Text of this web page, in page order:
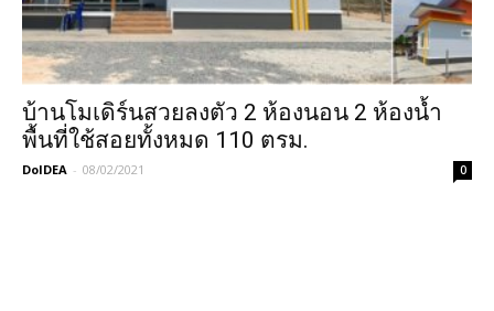
บ้านโมเดิร์นสวยลงตัว 2 ห้องนอน 2 ห้องน้ำ
พื้นที่ใช้สอยทั้งหมด 110 ตรม.
DoIDEA - 08/02/2021 0